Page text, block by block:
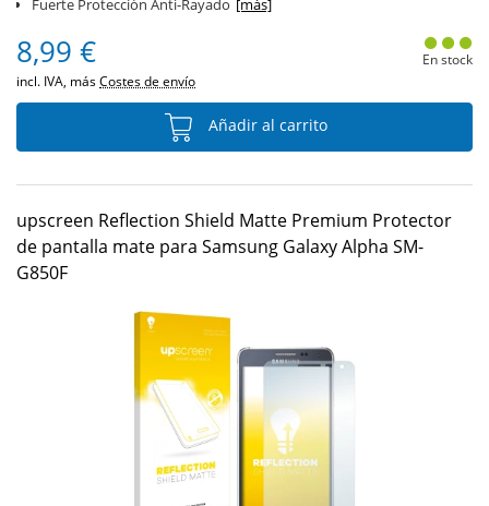
Fuerte Protección Anti-Rayado [más]
8,99 €
incl. IVA, másCostes de envío
En stock
Añadir al carrito
upscreen Reflection Shield Matte Premium Protector
de pantalla mate para Samsung Galaxy Alpha SM-
G850F